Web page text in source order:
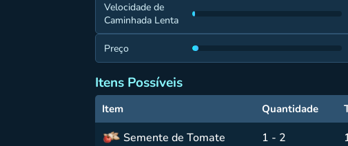
Velocidade de
Caminhada Lenta
Preço
Itens Possíveis
Item Quantidade
Semente de Tomate 1 - 2